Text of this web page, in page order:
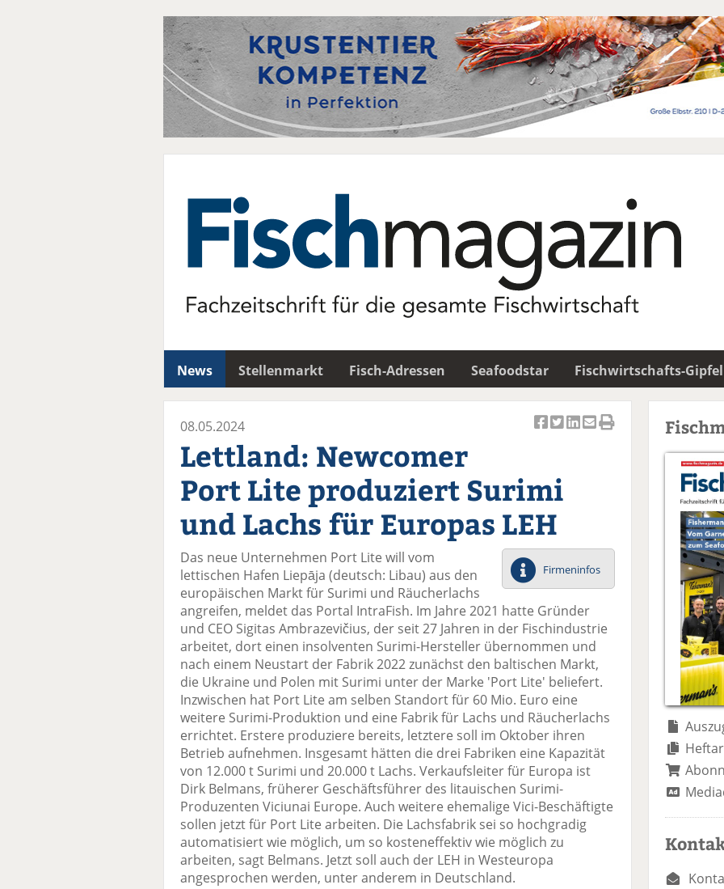
News Stellenmarkt Fisch-Adressen Seafoodstar Fischwirtschafts-Gipfel
el
a
uf
F
ac
e
o
o
k
te
il
e
n
k
el
t
wi
tt
er
Li
n
e
di
n
te
il
e
n
E
m
v
er
se
n
d
n
ck
e
08.05.2024
Lettland: Newcomer
Port Lite produziert Surimi
und Lachs für Europas LEH
Firmeninfos
Das neue Unternehmen Port Lite will vom
lettischen Hafen Liepāja (deutsch: Libau) aus den
europäischen Markt für Surimi und Räucherlachs
angreifen, meldet das Portal IntraFish. Im Jahre 2021 hatte Gründer
und CEO Sigitas Ambrazevičius, der seit 27 Jahren in der Fischindustrie
arbeitet, dort einen insolventen Surimi-Hersteller übernommen und
nach einem Neustart der Fabrik 2022 zunächst den baltischen Markt,
die Ukraine und Polen mit Surimi unter der Marke 'Port Lite' beliefert.
Inzwischen hat Port Lite am selben Standort für 60 Mio. Euro eine
weitere Surimi-Produktion und eine Fabrik für Lachs und Räucherlachs
errichtet. Erstere produziere bereits, letztere soll im Oktober ihren
Betrieb aufnehmen. Insgesamt hätten die drei Fabriken eine Kapazität
von 12.000 t Surimi und 20.000 t Lachs. Verkaufsleiter für Europa ist
Dirk Belmans, früherer Geschäftsführer des litauischen Surimi-
Produzenten Viciunai Europe. Auch weitere ehemalige Vici-Beschäftigte
sollen jetzt für Port Lite arbeiten. Die Lachsfabrik sei so hochgradig
automatisiert wie möglich, um so kosteneffektiv wie möglich zu
arbeiten, sagt Belmans. Jetzt soll auch der LEH in Westeuropa
angesprochen werden, unter anderem in Deutschland.